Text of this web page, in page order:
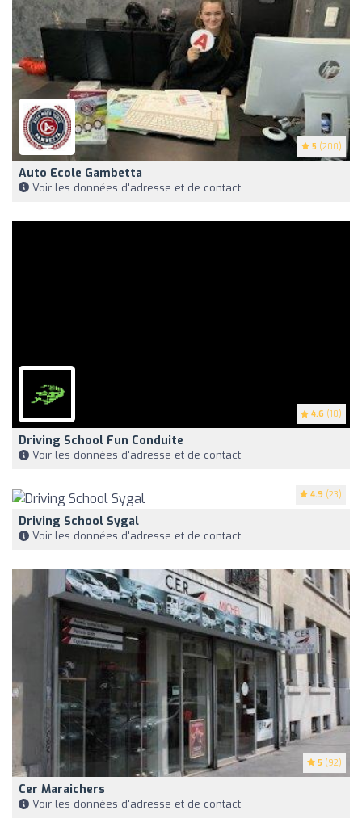
5 (200)
Auto Ecole Gambetta
Voir les données d'adresse et de contact
4.6 (10)
Driving School Fun Conduite
Voir les données d'adresse et de contact
4.9 (23)
Driving School Sygal
Voir les données d'adresse et de contact
5 (92)
Cer Maraichers
Voir les données d'adresse et de contact